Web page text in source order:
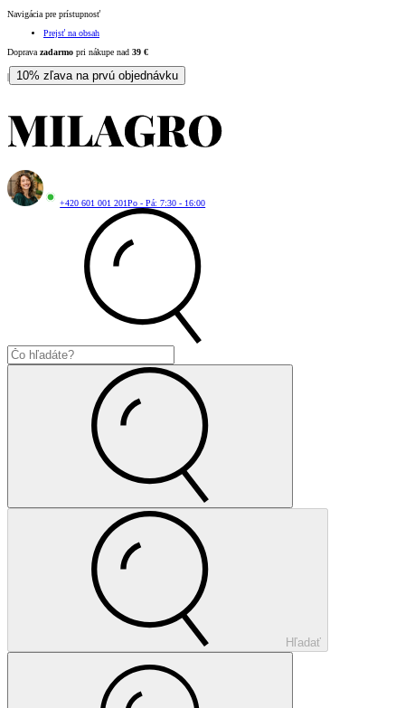
Navigácia pre prístupnosť
Prejsť na obsah
Doprava zadarmo pri nákupe nad 39 €
| 10% zľava na prvú objednávku
+420 601 001 201Po - Pá: 7:30 - 16:00
Hľadať